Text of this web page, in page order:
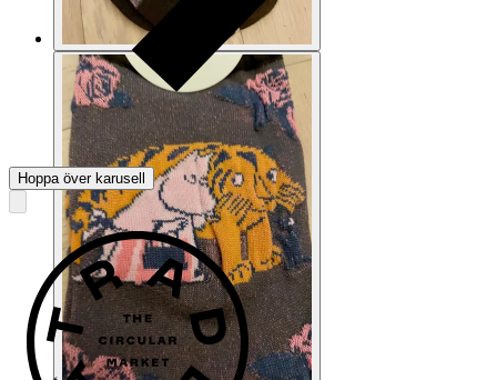
Hoppa över karusell